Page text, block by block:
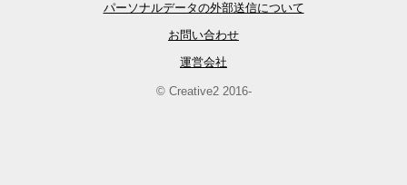
パーソナルデータの外部送信について
お問い合わせ
運営会社
© Creative2 2016-